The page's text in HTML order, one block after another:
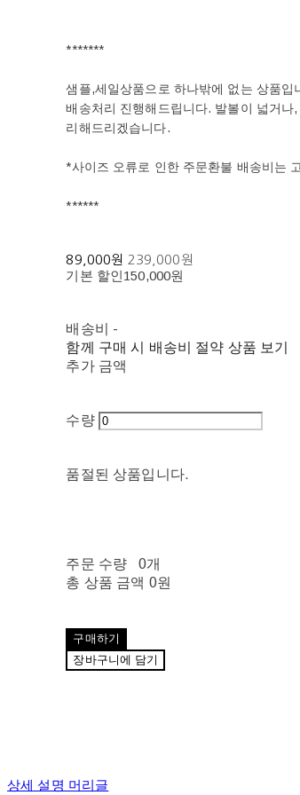
*******
샘플,세일상품으로 하나밖에 없는 상품
배송처리 진행해드립니다. 발볼이 넓거
리해드리겠습니다.
*사이즈 오류로 인한 주문환불 배송비는
******
89,000원 239,000원
기본 할인150,000원
배송비 -
함께 구매 시 배송비 절약 상품 보기
추가 금액
수량
품절된 상품입니다.
주문 수량
0개
총 상품 금액 0원
구매하기
장바구니에 담기
상세 설명 머리글